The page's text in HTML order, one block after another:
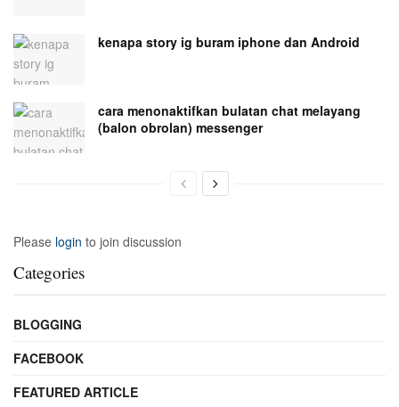
kenapa story ig buram iphone dan Android
cara menonaktifkan bulatan chat melayang
(balon obrolan) messenger
Please login to join discussion
Categories
BLOGGING
FACEBOOK
FEATURED ARTICLE